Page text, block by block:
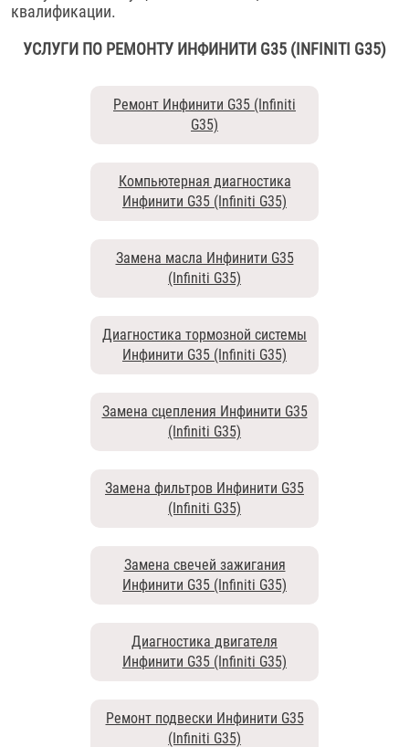
квалификации.
УСЛУГИ ПО РЕМОНТУ ИНФИНИТИ G35 (INFINITI G35)
Ремонт Инфинити G35 (Infiniti
G35)
Компьютерная диагностика
Инфинити G35 (Infiniti G35)
Замена масла Инфинити G35
(Infiniti G35)
Диагностика тормозной системы
Инфинити G35 (Infiniti G35)
Замена сцепления Инфинити G35
(Infiniti G35)
Замена фильтров Инфинити G35
(Infiniti G35)
Замена свечей зажигания
Инфинити G35 (Infiniti G35)
Диагностика двигателя
Инфинити G35 (Infiniti G35)
Ремонт подвески Инфинити G35
(Infiniti G35)